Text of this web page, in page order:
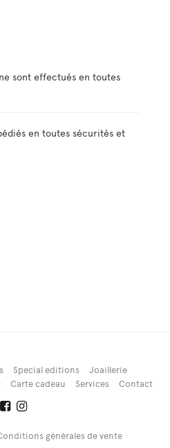
sont effectués en toutes
en toutes sécurités et
Special editions
Joaillerie
Carte cadeau Services Contact
générales de vente